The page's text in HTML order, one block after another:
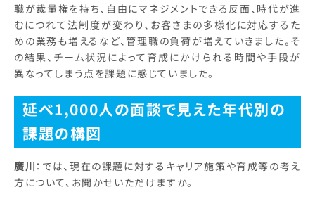
職が裁量権を持ち、自由にマネジメントできる反面、時代が進
むにつれて法制度が変わり、お客さまの多様化に対応するた
めの業務も増えるなど、管理職の負荷が増えていきました。そ
の結果、チーム状況によって育成にかけられる時間や手段が
異なってしまう点を課題に感じていました。
延べ1,000人の面談で見えた年代別の
課題の構図
廣川 ：では、現在の課題に対するキャリア施策や育成等の考え
方について、お聞かせいただけますか。